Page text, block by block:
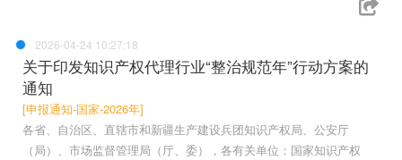
2026-04-24 10:27:18
关于印发知识产权代理行业“整治规范年”行动方案的
通知
[申报通知-国家-2026年]
各省、自治区、直辖市和新疆生产建设兵团知识产权局、公安厅
（局）、市场监督管理局（厅、委），各有关单位：国家知识产权